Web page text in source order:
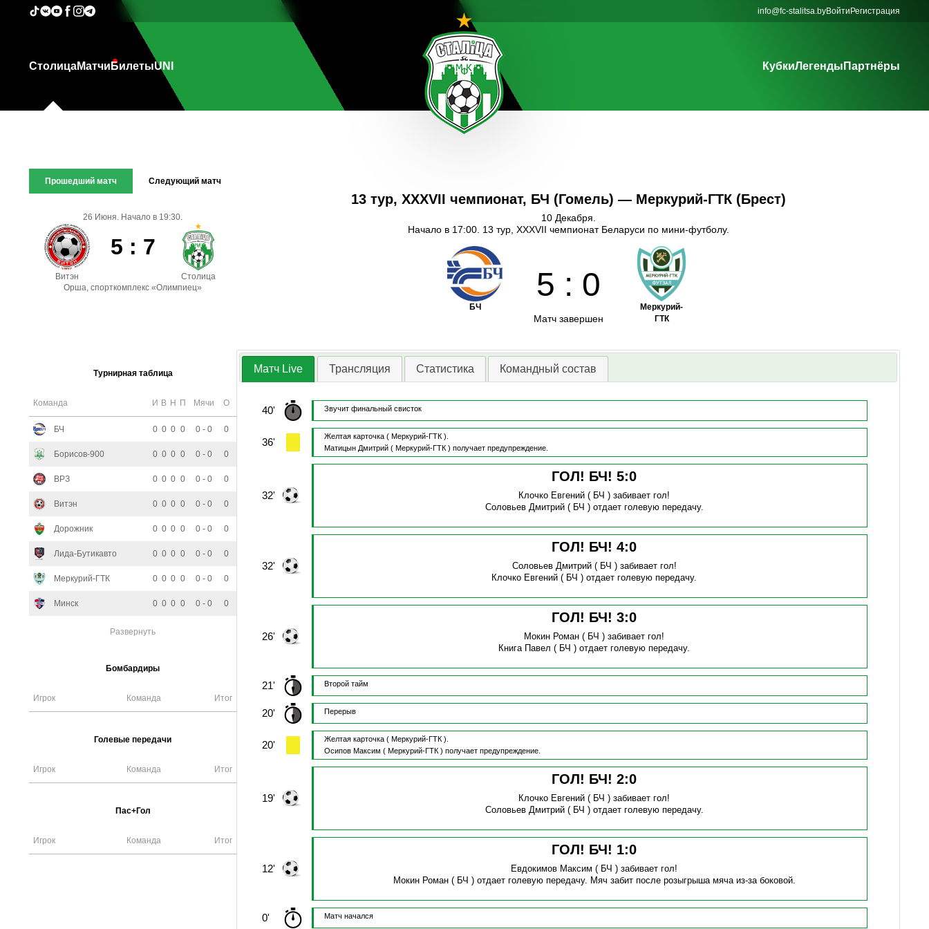
info@fc-stalitsa.byВойти Регистрация
СтолицаМатчи БилетыUNI КубкиЛегенды Партнёры
Прошедший матч Следующий матч
26 Июня. Начало в 19:30.
5 : 7
Витэн
Столица
Орша, спорткомплекс «Олимпиец»
Турнирная таблица
Команда И В Н П Мячи О
БЧ 0 0 0 0 0 - 0 0
Борисов-900 0 0 0 0 0 - 0 0
ВРЗ 0 0 0 0 0 - 0 0
Витэн 0 0 0 0 0 - 0 0
Дорожник 0 0 0 0 0 - 0 0
Лида-Бутикавто 0 0 0 0 0 - 0 0
Меркурий-ГТК 0 0 0 0 0 - 0 0
Минск 0 0 0 0 0 - 0 0
Развернуть
Бомбардиры
Игрок Команда Итог
Голевые передачи
Игрок Команда Итог
Пас+Гол
Игрок Команда Итог
13 тур, XXXVII чемпионат, БЧ (Гомель) — Меркурий-ГТК (Брест)
10 Декабря.
Начало в 17:00. 13 тур, XXXVII чемпионат Беларуси по мини-футболу.
БЧ
5 : 0
Матч завершен
Меркурий-
ГТК
Матч Live Трансляция Статистика Командный состав
40' Звучит финальный свисток
36' Желтая карточка ( Меркурий-ГТК ).
Матицын Дмитрий( Меркурий-ГТК ) получает предупреждение.
32'
ГОЛ! БЧ!5:0
Клочко Евгений ( БЧ )забивает гол!
Соловьев Дмитрий( БЧ ) отдает голевую передачу.
32'
ГОЛ! БЧ!4:0
Соловьев Дмитрий( БЧ ) забивает гол!
Клочко Евгений ( БЧ )отдает голевую передачу.
26'
ГОЛ! БЧ!3:0
Мокин Роман ( БЧ )забивает гол!
Книга Павел ( БЧ )отдает голевую передачу.
21' Второй тайм
20' Перерыв
20' Желтая карточка ( Меркурий-ГТК ).
Осипов Максим ( Меркурий-ГТК ) получает предупреждение.
19'
ГОЛ! БЧ!2:0
Клочко Евгений ( БЧ )забивает гол!
Соловьев Дмитрий( БЧ ) отдает голевую передачу.
12'
ГОЛ! БЧ! 1:0
Евдокимов Максим ( БЧ )забивает гол!
Мокин Роман( БЧ ) отдает голевую передачу. Мяч забит после розыгрыша мяча из-за боковой.
0' Матч начался